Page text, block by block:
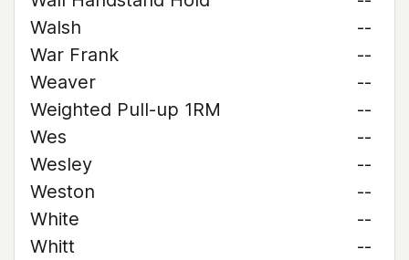
Walsh
--
War Frank
--
Weaver
--
Weighted Pull-up 1RM
--
Wes
--
Wesley
--
Weston
--
White
--
Whitt
--